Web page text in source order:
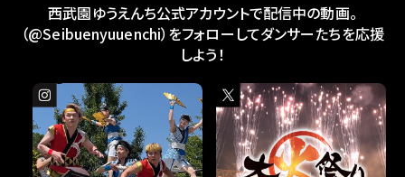
西武園ゆうえんち公式アカウントで配信中の動画。
（@Seibuenyuuenchi）をフォローしてダンサーたちを応援
しよう！